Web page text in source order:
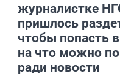
журналистке
пришлось
чтобы попасть
на что можно
ради новости